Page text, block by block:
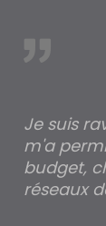
Je suis
m'a
budget,
réseaux